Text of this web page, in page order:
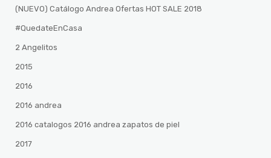
(NUEVO) Catálogo Andrea Ofertas HOT SALE 2018
#QuedateEnCasa
2 Angelitos
2015
2016
2016 andrea
2016 catalogos 2016 andrea zapatos de piel
2017